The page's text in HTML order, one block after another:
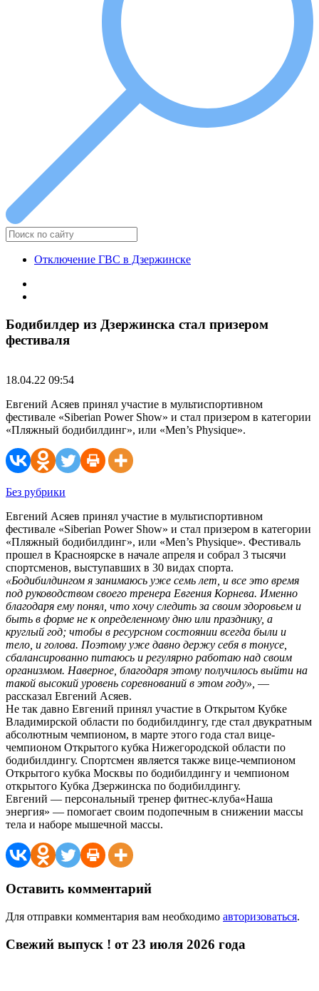
Отключение ГВС в Дзержинске
Бодибилдер из Дзержинска стал призером
фестиваля
18.04.22 09:54
Евгений Асяев принял участие в мультиспортивном
фестивале «Siberian Power Show» и стал призером в категории
«Пляжный бодибилдинг», или «Men’s Physique».
Без рубрики
Евгений Асяев принял участие в мультиспортивном
фестивале «Siberian Power Show» и стал призером в категории
«Пляжный бодибилдинг», или «Men’s Physique». Фестиваль
прошел в Красноярске в начале апреля и собрал 3 тысячи
спортсменов, выступавших в 30 видах спорта.
«Бодибилдингом я занимаюсь уже семь лет, и все это время
под руководством своего тренера Евгения Корнева. Именно
благодаря ему понял, что хочу следить за своим здоровьем и
быть в форме не к определенному дню или празднику, а
круглый год; чтобы в ресурсном состоянии всегда были и
тело, и голова. Поэтому уже давно держу себя в тонусе,
сбалансированно питаюсь и регулярно работаю над своим
организмом. Наверное, благодаря этому получилось выйти на
такой высокий уровень соревнований в этом году», —
рассказал Евгений Асяев.
Не так давно Евгений принял участие в Открытом Кубке
Владимирской области по бодибилдингу, где стал двукратным
абсолютным чемпионом, в марте этого года стал вице-
чемпионом Открытого кубка Нижегородской области по
бодибилдингу. Спортсмен является также вице-чемпионом
Открытого кубка Москвы по бодибилдингу и чемпионом
открытого Кубка Дзержинска по бодибилдингу.
Евгений — персональный тренер фитнес-клуба«Наша
энергия» — помогает своим подопечным в снижении массы
тела и наборе мышечной массы.
Оставить комментарий
Для отправки комментария вам необходимо авторизоваться.
Свежий выпуск ! от 23 июля 2026 года